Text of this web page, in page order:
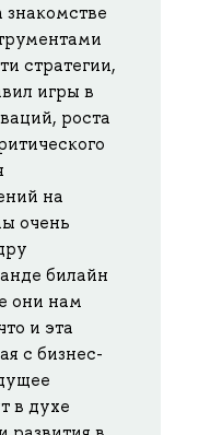
стратегии,
игры в
роста
на
очень
билайн
они нам
и эта
с бизнес-
в духе